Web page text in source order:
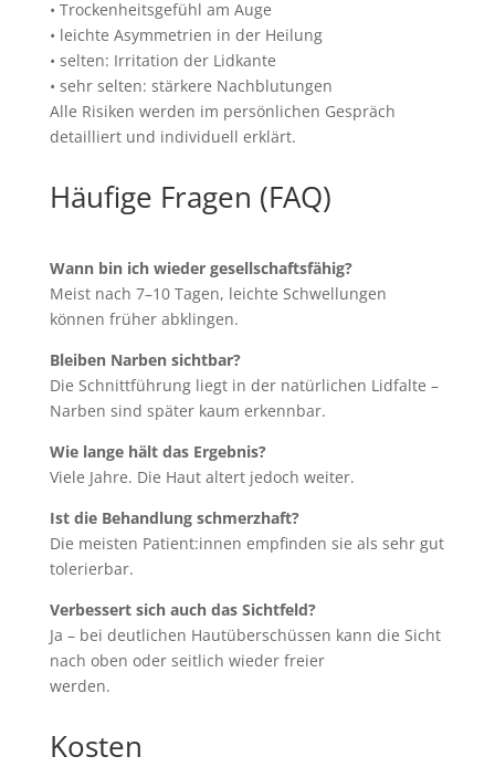
• Trockenheitsgefühl am Auge
• leichte Asymmetrien in der Heilung
• selten: Irritation der Lidkante
• sehr selten: stärkere Nachblutungen
Alle Risiken werden im persönlichen Gespräch
detailliert und individuell erklärt.
Häufige Fragen (FAQ)
Wann bin ich wieder gesellschaftsfähig?
Meist nach 7–10 Tagen, leichte Schwellungen
können früher abklingen.
Bleiben Narben sichtbar?
Die Schnittführung liegt in der natürlichen Lidfalte –
Narben sind später kaum erkennbar.
Wie lange hält das Ergebnis?
Viele Jahre. Die Haut altert jedoch weiter.
Ist die Behandlung schmerzhaft?
Die meisten Patient:innen empfinden sie als sehr gut
tolerierbar.
Verbessert sich auch das Sichtfeld?
Ja – bei deutlichen Hautüberschüssen kann die Sicht
nach oben oder seitlich wieder freier
werden.
Kosten